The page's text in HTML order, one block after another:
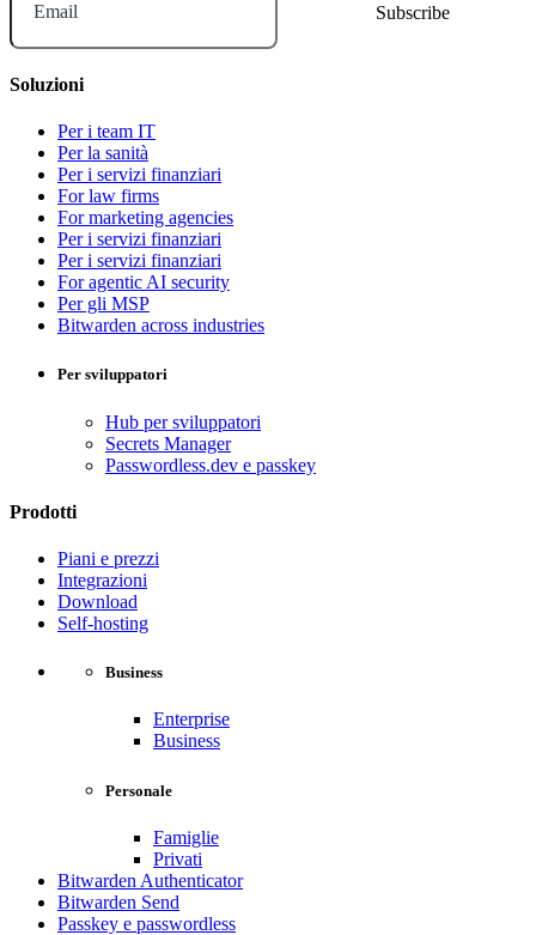
Email
Soluzioni
Per i team IT
Per la sanità
Per i servizi finanziari
For law firms
For marketing agencies
Per i servizi finanziari
Per i servizi finanziari
For agentic AI security
Per gli MSP
Bitwarden across industries
Per sviluppatori
Hub per sviluppatori
Secrets Manager
Passwordless.dev e passkey
Prodotti
Piani e prezzi
Integrazioni
Download
Self-hosting
Business
Enterprise
Business
Personale
Famiglie
Privati
Bitwarden Authenticator
Bitwarden Send
Passkey e passwordless